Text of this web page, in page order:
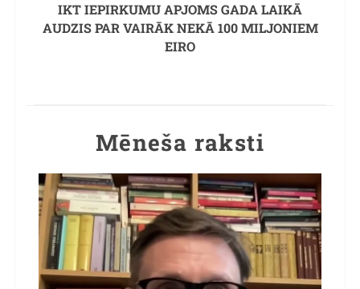
IKT IEPIRKUMU APJOMS GADA LAIKĀ
AUDZIS PAR VAIRĀK NEKĀ 100 MILJONIEM
EIRO
Mēneša raksti